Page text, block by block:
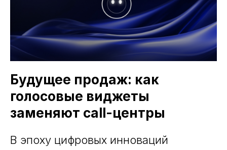
Будущее продаж: как
голосовые виджеты
заменяют call-центры
В эпоху цифровых инноваций